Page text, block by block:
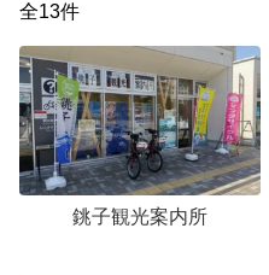
全13件
銚子観光案内所